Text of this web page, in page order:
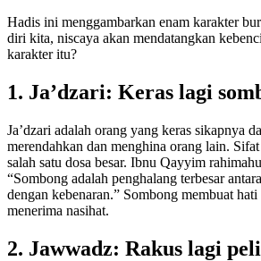
Hadis ini menggambarkan enam karakter
diri kita, niscaya akan mendatangkan
karakter itu?
1. Ja’dzari: Keras lagi
Ja’dzari adalah orang yang keras sikapnya
merendahkan dan menghina orang lain.
salah satu dosa besar. Ibnu Qayyim
“Sombong adalah penghalang terbesar
dengan kebenaran.” Sombong membuat hati
menerima nasihat.
2. Jawwadz: Rakus lagi